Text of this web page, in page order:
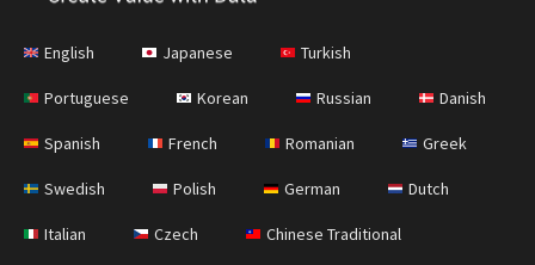
English Japanese Turkish
Portuguese Korean Russian Danish
Spanish French Romanian Greek
Swedish Polish German Dutch
Italian Czech Chinese Traditional